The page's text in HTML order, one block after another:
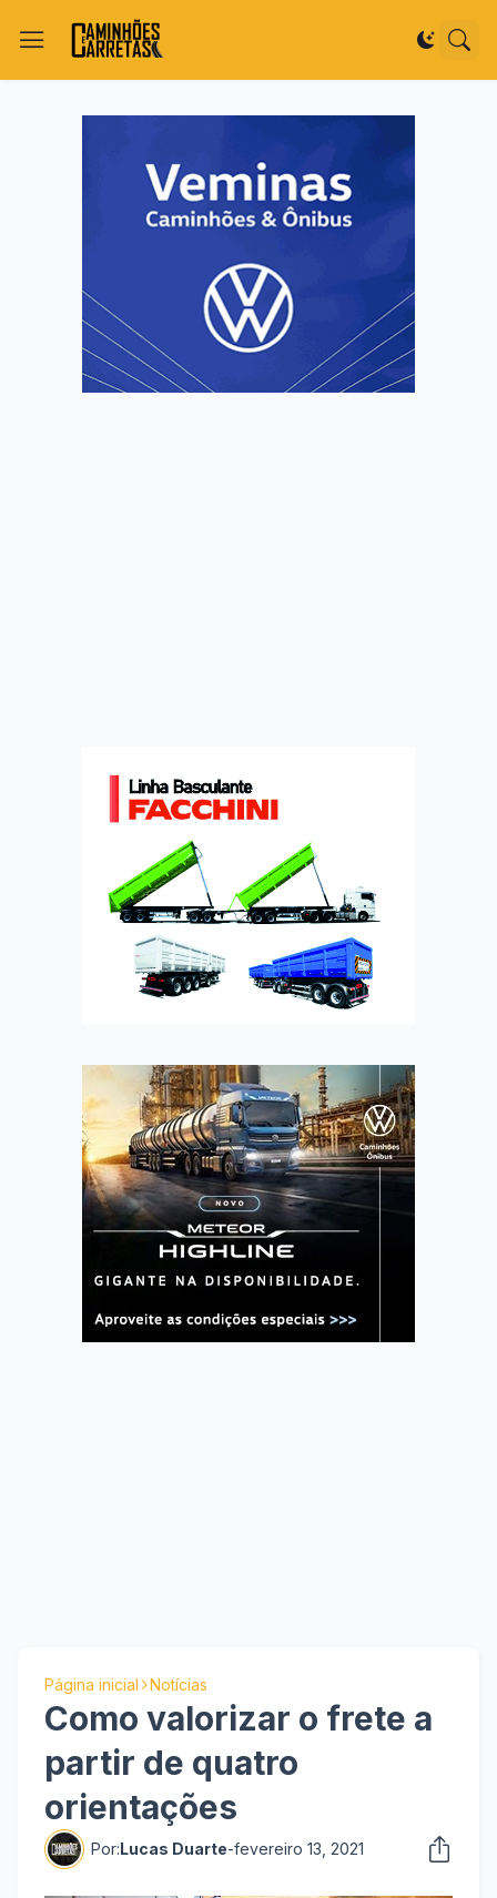
Página inicial Notícias
Como valorizar o frete a
partir de quatro
orientações
Por:Lucas Duarte-fevereiro 13, 2021